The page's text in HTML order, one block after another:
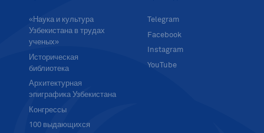
«Наука и культура
Узбекистана в трудах
ученых»
Историческая
библиотека
Архитектурная
эпиграфика Узбекистана
Конгрессы
100 выдающихся
Telegram
Facebook
Instagram
YouTube